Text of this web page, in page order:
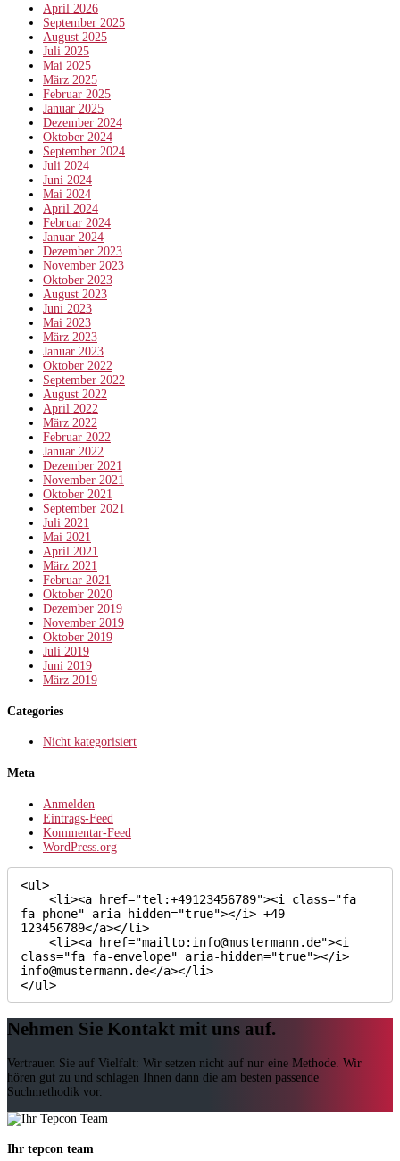
April 2026
September 2025
August 2025
Juli 2025
Mai 2025
März 2025
Februar 2025
Januar 2025
Dezember 2024
Oktober 2024
September 2024
Juli 2024
Juni 2024
Mai 2024
April 2024
Februar 2024
Januar 2024
Dezember 2023
November 2023
Oktober 2023
August 2023
Juni 2023
Mai 2023
März 2023
Januar 2023
Oktober 2022
September 2022
August 2022
April 2022
März 2022
Februar 2022
Januar 2022
Dezember 2021
November 2021
Oktober 2021
September 2021
Juli 2021
Mai 2021
April 2021
März 2021
Februar 2021
Oktober 2020
Dezember 2019
November 2019
Oktober 2019
Juli 2019
Juni 2019
März 2019
Categories
Nicht kategorisiert
Meta
Anmelden
Eintrags-Feed
Kommentar-Feed
WordPress.org
<ul>
fa-phone" aria-hidden="true"></i> +49
123456789</a></li>
class="fa fa-envelope" aria-hidden="true"></i>
info@mustermann.de</a></li>
</ul>
Nehmen Sie Kontakt mit uns auf.
Vertrauen Sie auf Vielfalt: Wir setzen nicht auf nur eine Methode. Wir
hören gut zu und schlagen Ihnen dann die am besten passende
Suchmethodik vor.
Ihr tepcon team